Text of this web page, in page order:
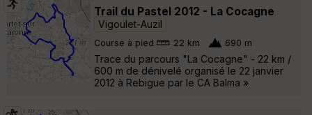
Trail du Pastel 2012 - La Cocagne
Vigoulet-Auzil
Course à pied 22 km 690 m
Trace du parcours "La Cocagne" - 22 km /
600 m de dénivelé organisé le 22 janvier
2012 à Rebigue par le CA Balma »